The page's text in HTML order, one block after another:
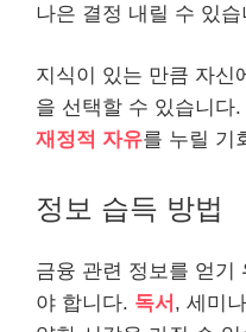
나은 결정 내릴 수 있습
지식이 있는 만큼 자신
을 선택할 수 있습니다
재정적 자유를 누릴 기
정보 습득 방법
금융 관련 정보를 얻기
야 합니다. 독서 , 세미